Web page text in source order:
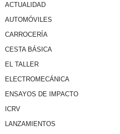
ACTUALIDAD
AUTOMÓVILES
CARROCERÍA
CESTA BÁSICA
EL TALLER
ELECTROMECÁNICA
ENSAYOS DE IMPACTO
ICRV
LANZAMIENTOS